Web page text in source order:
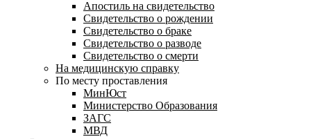
Апостиль на свидетельство
Свидетельство о рождении
Свидетельство о браке
Свидетельство о разводе
Свидетельство о смерти
На медицинскую справку
По месту проставления
МинЮст
Министерство Образования
ЗАГС
МВД